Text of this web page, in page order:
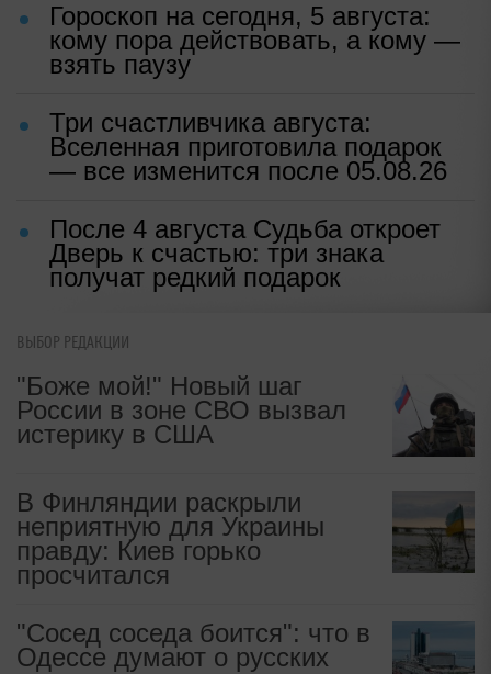
Гороскоп на сегодня, 5 августа:
кому пора действовать, а кому —
взять паузу
Три счастливчика августа:
Вселенная приготовила подарок
— все изменится после 05.08.26
После 4 августа Судьба откроет
Дверь к счастью: три знака
получат редкий подарок
ВЫБОР РЕДАКЦИИ
"Боже мой!" Новый шаг
России в зоне СВО вызвал
истерику в США
В Финляндии раскрыли
неприятную для Украины
правду: Киев горько
просчитался
"Сосед соседа боится": что в
Одессе думают о русских